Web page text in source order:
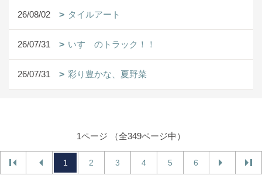
26/08/02 タイルアート
26/07/31 いすゞのトラック！！
26/07/31 彩り豊かな、夏野菜
1ページ （全349ページ中）
1 2 3 4 5 6